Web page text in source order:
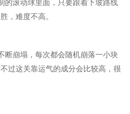
的滚动球里面，只要跟着下坡路线
，难度不高。
断崩塌，每次都会随机崩落一小块
过这关靠运气的成分会比较高，很